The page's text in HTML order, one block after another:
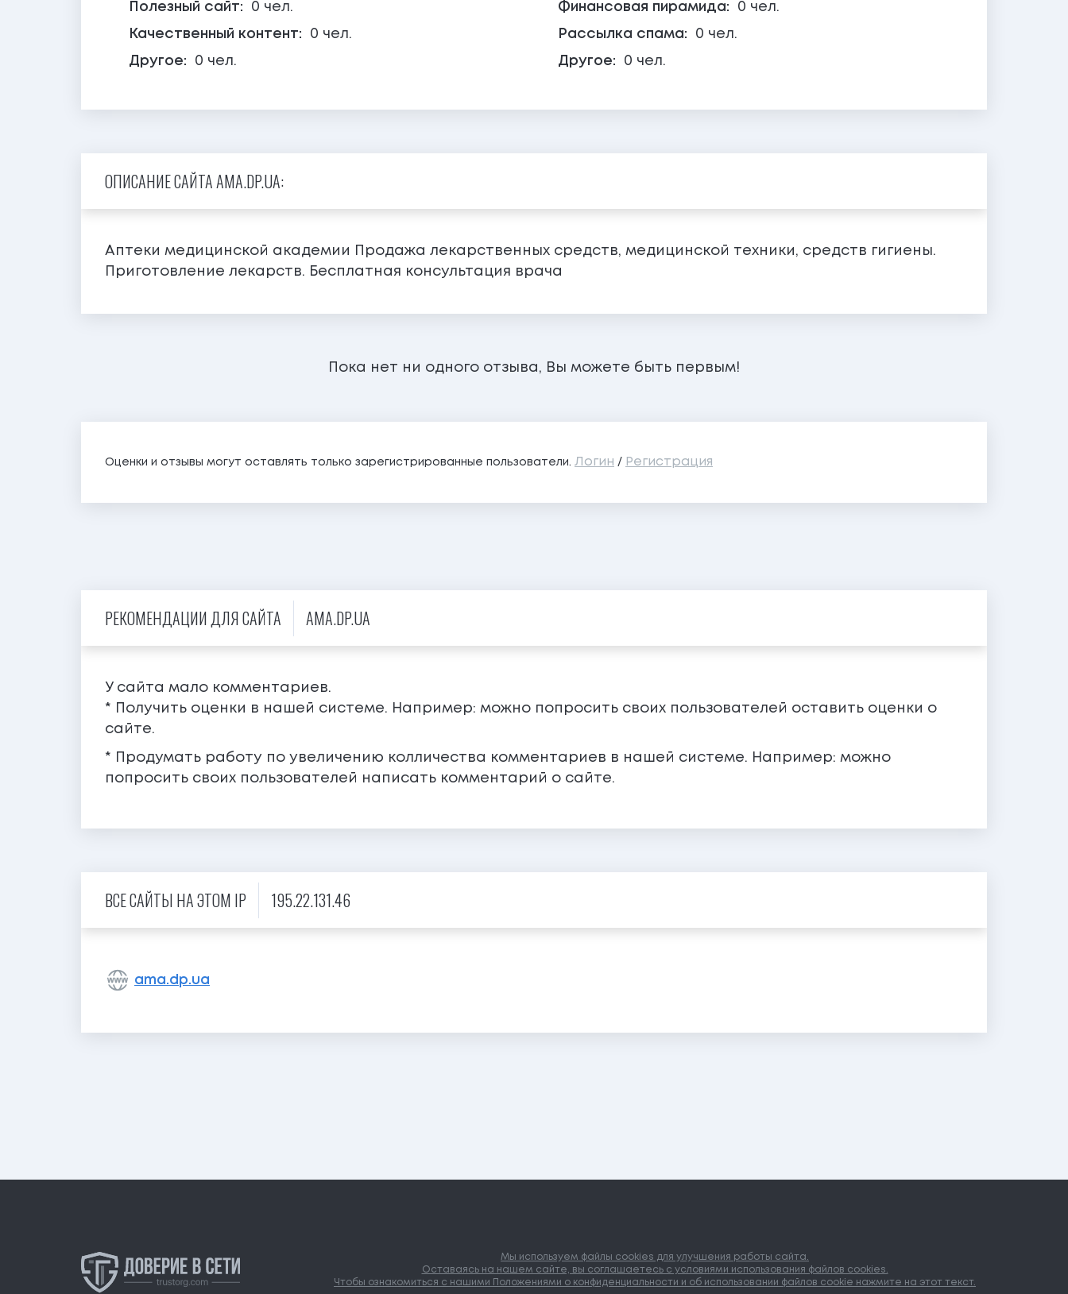
Полезный сайт: 0 чел.
Качественный контент: 0 чел.
Другое: 0 чел.
Финансовая пирамида: 0 чел.
Рассылка спама: 0 чел.
Другое: 0 чел.
ОПИСАНИЕ САЙТА AMA.DP.UA:
Аптеки медицинской академии Продажа лекарственных средств, медицинской техники, средств гигиены.
Приготовление лекарств. Бесплатная консультация врача
Пока нет ни одного отзыва, Вы можете быть первым!
Оценки и отзывы могут оставлять только зарегистрированные пользователи. Логин / Регистрация
РЕКОМЕНДАЦИИ ДЛЯ САЙТА AMA.DP.UA
У сайта мало комментариев.
* Получить оценки в нашей системе. Например: можно попросить своих пользователей оставить оценки о
сайте.
* Продумать работу по увеличению колличества комментариев в нашей системе. Например: можно
попросить своих пользователей написать комментарий о сайте.
ВСЕ САЙТЫ НА ЭТОМ IP 195.22.131.46
ama.dp.ua
Мы используем файлы cookies для улучшения работы сайта.
Оставаясь на нашем сайте, вы соглашаетесь с условиями использования файлов cookies.
Чтобы ознакомиться с нашими Положениями о конфиденциальности и об использовании файлов cookie нажмите на этот текст.